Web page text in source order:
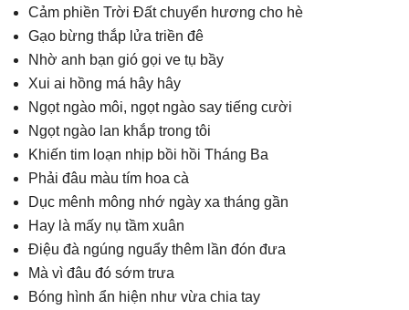
Cảm phiền Trời Đất chuyển hương cho hè
Gạo bừng thắp lửa triền đê
Nhờ anh bạn gió gọi ve tụ bầy
Xui ai hồng má hây hây
Ngọt ngào môi, ngọt ngào say tiếng cười
Ngọt ngào lan khắp trong tôi
Khiến tim loạn nhịp bồi hồi Tháng Ba
Phải đâu màu tím hoa cà
Dục mênh mông nhớ ngày xa tháng gần
Hay là mấy nụ tầm xuân
Điệu đà ngúng nguẩy thêm lần đón đưa
Mà vì đâu đó sớm trưa
Bóng hình ẩn hiện như vừa chia tay